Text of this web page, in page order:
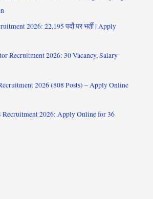
2026: 22,195 पदों पर भर्ती | Apply
Recruitment 2026: 30 Vacancy, Salary
2026 (808 Posts) – Apply Online
Recruitment 2026: Apply Online for 36